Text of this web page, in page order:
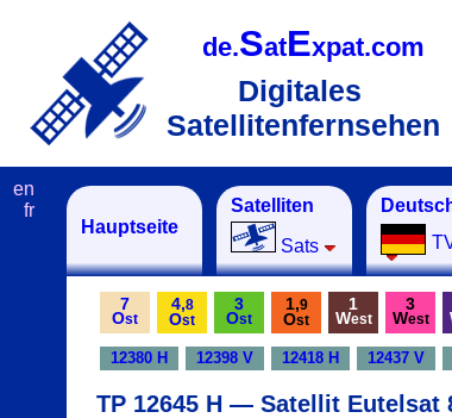
de.SatExpat.com
Digitales
Satellitenfernsehen
Hauptseite
Satelliten
Sats
en
fr
7
Ost
4,8
Ost
3
Ost
1,9
Ost
1
West
3
West
12380 H 12398 V 12418 H 12437 V
TP 12645 H — Satellit Eutelsat